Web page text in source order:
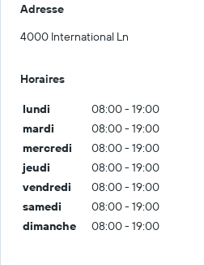
Adresse
4000 International Ln
Horaires
lundi
08:00 - 19:00
mardi
08:00 - 19:00
mercredi
08:00 - 19:00
jeudi
08:00 - 19:00
vendredi
08:00 - 19:00
samedi
08:00 - 19:00
dimanche
08:00 - 19:00